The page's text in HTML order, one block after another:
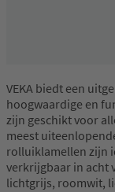
VEKA biedt een
hoogwaardige en
zijn geschikt voor
meest
rolluiklamellen zijn
verkrijgbaar in acht
lichtgrijs, roomwit,